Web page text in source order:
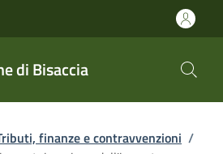
di Bisaccia
finanze e contravvenzioni /